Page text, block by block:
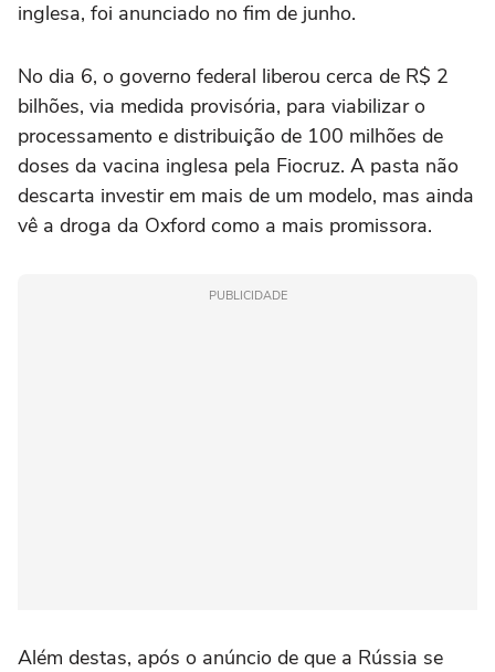
inglesa, foi anunciado no fim de junho.
No dia 6, o governo federal liberou cerca de R$ 2
bilhões, via medida provisória, para viabilizar o
processamento e distribuição de 100 milhões de
doses da vacina inglesa pela Fiocruz. A pasta não
descarta investir em mais de um modelo, mas ainda
vê a droga da Oxford como a mais promissora.
PUBLICIDADE
Além destas, após o anúncio de que a Rússia se